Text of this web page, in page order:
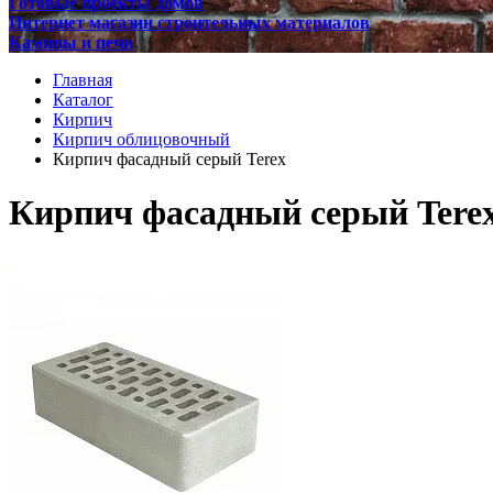
Интернет магазин строительных материалов
Камины и печи
Главная
Каталог
Кирпич
Кирпич облицовочный
Кирпич фасадный серый Terex
Кирпич фасадный серый